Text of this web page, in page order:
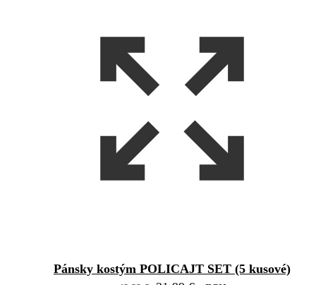
Pánsky kostým POLICAJT SET (5 kusové)